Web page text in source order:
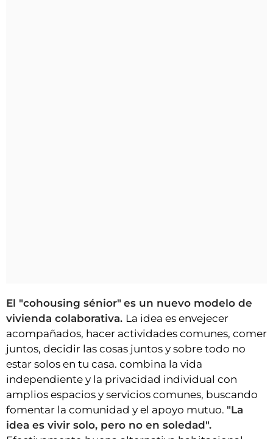
El "cohousing sénior" es un nuevo modelo de
vivienda colaborativa. La idea es envejecer
acompañados, hacer actividades comunes, comer
juntos, decidir las cosas juntos y sobre todo no
estar solos en tu casa. combina la vida
independiente y la privacidad individual con
amplios espacios y servicios comunes, buscando
fomentar la comunidad y el apoyo mutuo. "La
idea es vivir solo, pero no en soledad".